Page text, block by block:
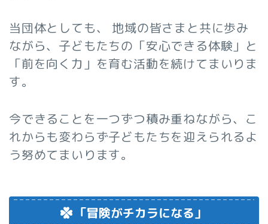
当団体としても、 地域の皆さまと共に歩み
ながら、子どもたちの「安心できる体験」と
「前を向く力」を育む活動を続けてまいりま
す。
今できることを一つずつ積み重ねながら、こ
れからも変わらず子どもたちを迎えられるよ
う努めてまいります。
「冒険がチカラになる」